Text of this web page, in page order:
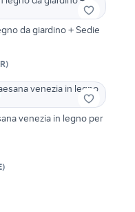
da giardino + Sedie
)
venezia in legno per
)